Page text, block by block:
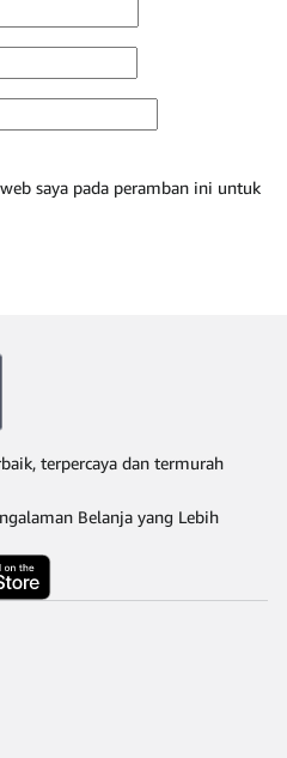
saya pada peramban ini untuk
terpercaya dan termurah
Belanja yang Lebih